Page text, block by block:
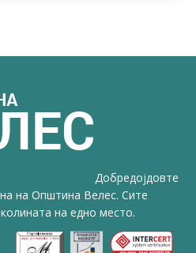
Добредојдовте
на Општина Велес. Сите
на едно место.